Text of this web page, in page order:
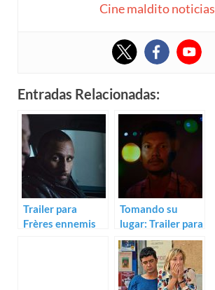
Cine maldito noticias
Entradas Relacionadas:
Trailer para
Frères ennemis
Tomando su
lugar: Trailer para
la tailandesa
Manta Ray